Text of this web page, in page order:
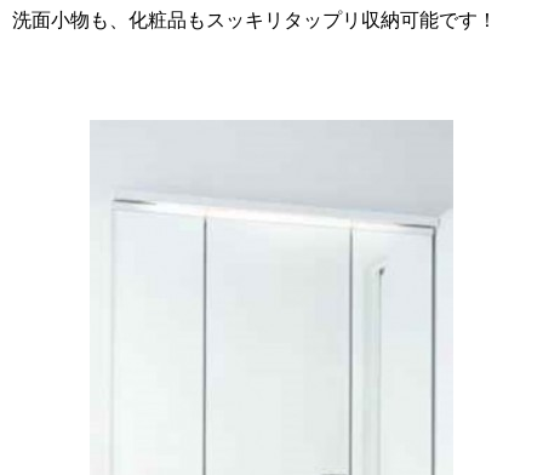
洗面小物も、化粧品もスッキリタップリ収納可能です！